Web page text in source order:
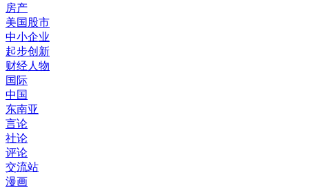
房产
美国股市
中小企业
起步创新
财经人物
国际
中国
东南亚
言论
社论
评论
交流站
漫画